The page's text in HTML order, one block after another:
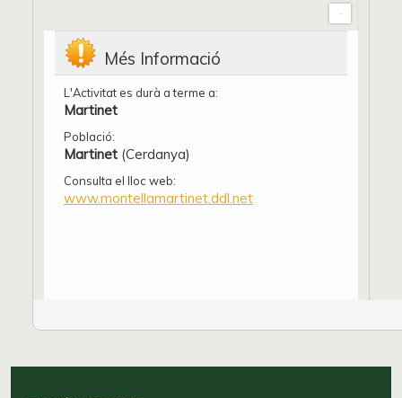
Més Informació
L'Activitat es durà a terme a:
Martinet
Població:
Martinet (Cerdanya)
Consulta el lloc web:
www.montellamartinet.ddl.net